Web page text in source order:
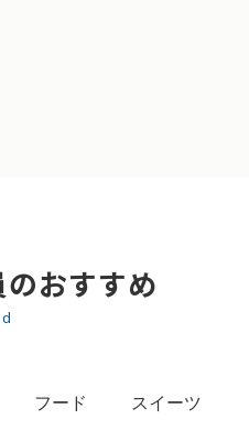
おすすめ
フード スイーツ